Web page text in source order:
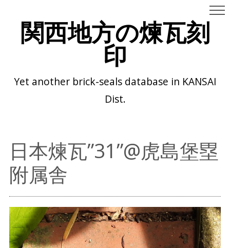
関西地方の煉瓦刻
印
Yet another brick-seals database in KANSAI
Dist.
日本煉瓦”31”@虎島堡塁
附属舎